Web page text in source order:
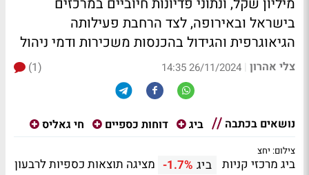
בישראל ובאירופה, לצד הרחבת פעילותה
הגיאוגרפית והגידול בהכנסות משכירות ודמי ניהול
צלי אהרון |
26/11/2024 14:35
(1)
נושאים בכתבה ביג דוחות כספיים חי גאליס
צילום: יחצ
ביג מרכזי קניות ביג -1.7% מציגה תוצאות כספיות לרבעון